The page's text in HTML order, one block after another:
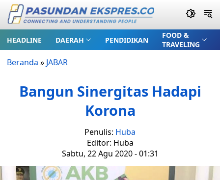
HEADLINE DAERAH PENDIDIKAN
FOOD &
TRAVELING
Beranda » JABAR
Bangun Sinergitas Hadapi
Korona
Penulis: Huba
Editor: Huba
Sabtu, 22 Agu 2020 - 01:31